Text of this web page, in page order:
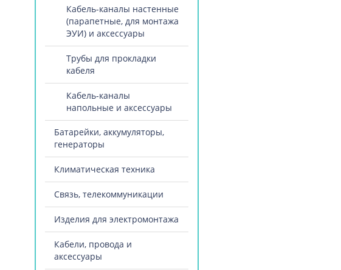
Кабель-каналы настенные
(парапетные, для монтажа
ЭУИ) и аксессуары
Трубы для прокладки
кабеля
Кабель-каналы
напольные и аксессуары
Батарейки, аккумуляторы,
генераторы
Климатическая техника
Связь, телекоммуникации
Изделия для электромонтажа
Кабели, провода и
аксессуары